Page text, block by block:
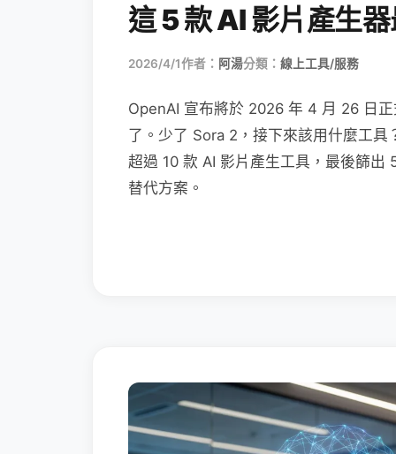
這 5 款 AI 影片產生
2026/4/1作者： 阿湯分類： 線上工具/服務
OpenAI 宣布將於 2026 年 4 月 26 日
了。少了 Sora 2，接下來該用什麼工具
超過 10 款 AI 影片產生工具，最後篩出
替代方案。